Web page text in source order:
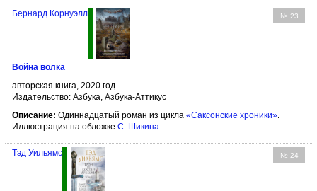
№ 23
Бернард Корнуэлл
Война волка
авторская книга, 2020 год
Издательство: Азбука, Азбука-Аттикус
Описание: Одиннадцатый роман из цикла «Саксонские хроники».
Иллюстрация на обложке С. Шикина.
№ 24
Тэд Уильямс